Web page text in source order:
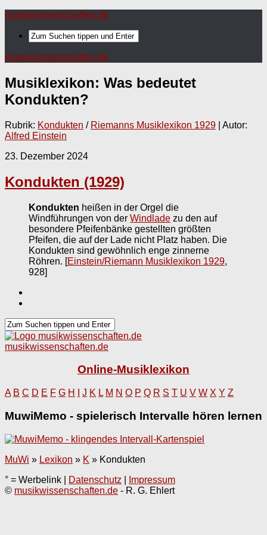
musikwissenschaften.de
musikwissenschaften.de
Musiklexikon: Was bedeutet
Kondukten?
Rubrik: Kondukten / Riemanns Musiklexikon 1929 | Autor:
Alfred Einstein
23. Dezember 2024
Kondukten (1929)
Kondukten heißen in der Orgel die
Windführungen von der Windlade zu den auf
besondere Pfeifenbänke gestellten größten
Pfeifen, die auf der Lade nicht Platz haben. Die
Kondukten sind gewöhnlich enge zinnerne
Röhren. [Einstein/Riemann Musiklexikon 1929,
928]
musikwissenschaften.de
Online-Musiklexikon
A B C D E F G H J K L M N O P Q R S T U V W X Y Z
MuwiMemo - spielerisch Intervalle hören lernen
MuWi » Lexikon » K » Kondukten
° = Werbelink |
Datenschutz
Impressum
© musikwissenschaften.de - R. G. Ehlert